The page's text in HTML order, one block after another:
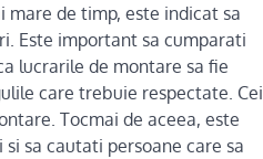
de timp, este indicat sa
Este important sa cumparati
lucrarile de montare sa fie
care trebuie respectate. Cei
Tocmai de aceea, este
sa cautati persoane care sa